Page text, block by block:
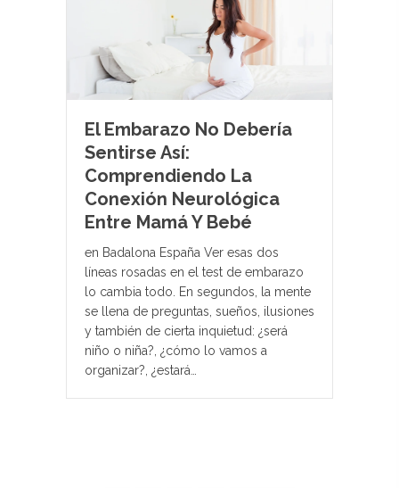
El Embarazo No Debería
Sentirse Así:
Comprendiendo La
Conexión Neurológica
Entre Mamá Y Bebé
en Badalona España Ver esas dos
líneas rosadas en el test de embarazo
lo cambia todo. En segundos, la mente
se llena de preguntas, sueños, ilusiones
y también de cierta inquietud: ¿será
niño o niña?, ¿cómo lo vamos a
organizar?, ¿estará…